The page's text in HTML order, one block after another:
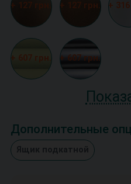
+ 127 грн. + 127 грн. +
+ 607 грн. + 607 грн.
Дополнительные
Ящик подкатной